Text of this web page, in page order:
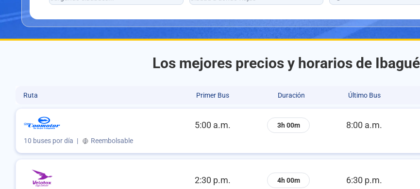
Los mejores precios y horarios de
Ruta Primer Bus Duración Último Bus
5:00 a.m. 3h 00m 8:00 a.m.
10 buses por día | Reembolsable
2:30 p.m. 4h 00m 6:30 p.m.